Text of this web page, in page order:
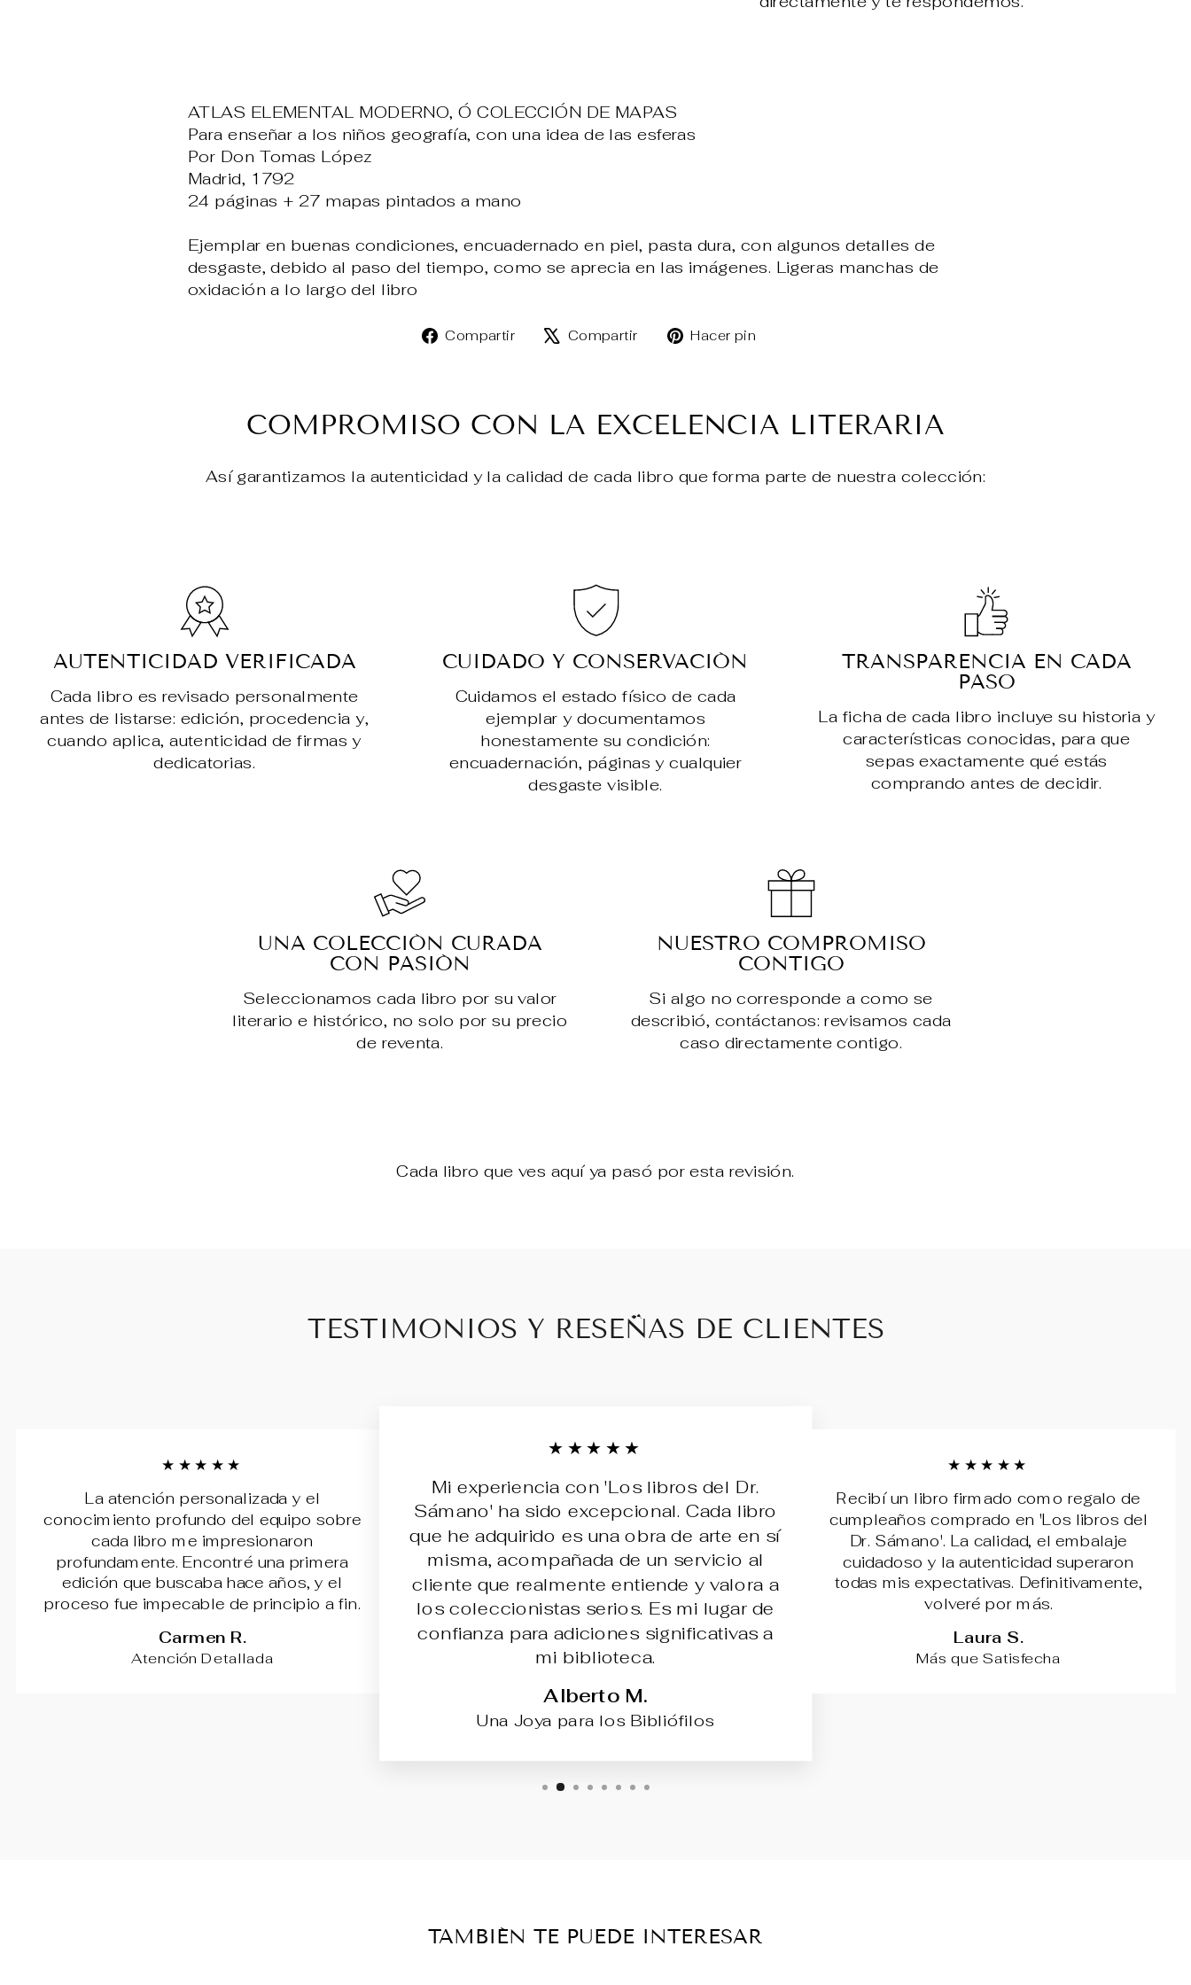
ATLAS ELEMENTAL MODERNO, Ó COLECCIÓN DE MAPAS
Para enseñar a los niños geografía, con una idea de las esferas
Por Don Tomas López
Madrid, 1792
24 páginas + 27 mapas pintados a mano
Ejemplar en buenas condiciones, encuadernado en piel, pasta dura, con algunos detalles de
desgaste, debido al paso del tiempo, como se aprecia en las imágenes. Ligeras manchas de
oxidación a lo largo del libro
Compartir
Compartir
Compartir
TuitearHacer pin
COMPROMISO CON LA EXCELENCIA LITERARIA
Así garantizamos la autenticidad y la calidad de cada libro que forma parte de nuestra colección:
AUTENTICIDAD VERIFICADA
Cada libro es revisado personalmente
antes de listarse: edición, procedencia y,
cuando aplica, autenticidad de firmas y
dedicatorias.
CUIDADO Y CONSERVACIÓN
Cuidamos el estado físico de cada
ejemplar y documentamos
honestamente su condición:
encuadernación, páginas y cualquier
desgaste visible.
TRANSPARENCIA EN CADA
PASO
La ficha de cada libro incluye su historia y
características conocidas, para que
sepas exactamente qué estás
comprando antes de decidir.
UNA COLECCIÓN CURADA
CON PASIÓN
Seleccionamos cada libro por su valor
literario e histórico, no solo por su precio
de reventa.
NUESTRO COMPROMISO
CONTIGO
Si algo no corresponde a como se
describió, contáctanos: revisamos cada
caso directamente contigo.
Cada libro que ves aquí ya pasó por esta revisión.
TESTIMONIOS Y RESEÑAS DE CLIENTES
★★★★★
La atención personalizada y el
conocimiento profundo del equipo sobre
cada libro me impresionaron
profundamente. Encontré una primera
edición que buscaba hace años, y el
proceso fue impecable de principio a fin.
Carmen R.
Atención Detallada
★★★★★
Mi experiencia con 'Los libros del Dr.
Sámano' ha sido excepcional. Cada libro
que he adquirido es una obra de arte en sí
misma, acompañada de un servicio al
cliente que realmente entiende y valora a
los coleccionistas serios. Es mi lugar de
confianza para adiciones significativas a
mi biblioteca.
Alberto M.
Una Joya para los Bibliófilos
★★★★★
Recibí un libro firmado como regalo de
cumpleaños comprado en 'Los libros del
Dr. Sámano'. La calidad, el embalaje
cuidadoso y la autenticidad superaron
todas mis expectativas. Definitivamente,
volveré por más.
Laura S.
Más que Satisfecha
TAMBIÉN TE PUEDE INTERESAR